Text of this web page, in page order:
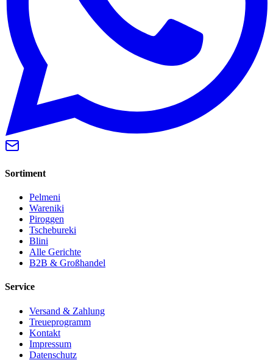
Sortiment
Pelmeni
Wareniki
Piroggen
Tschebureki
Blini
Alle Gerichte
B2B & Großhandel
Service
Versand & Zahlung
Treueprogramm
Kontakt
Impressum
Datenschutz